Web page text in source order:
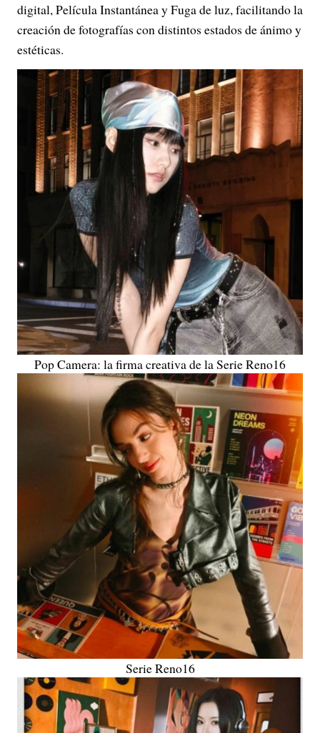
digital, Película Instantánea y Fuga de luz, facilitando la
creación de fotografías con distintos estados de ánimo y
estéticas.
Pop Camera: la firma creativa de la Serie Reno16
Serie Reno16